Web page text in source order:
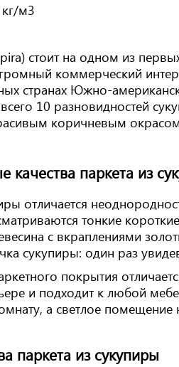
м3
стоит на одном из
коммерческий
странах Южно-
10 разновидностей
коричневым
качества паркета из
отличается
тонкие
с вкраплениями
сукупиры: один раз
покрытия
и подходит к любой
а светлое
паркета из сукупиры